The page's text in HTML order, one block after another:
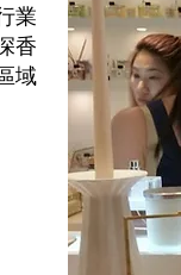
業
香
域